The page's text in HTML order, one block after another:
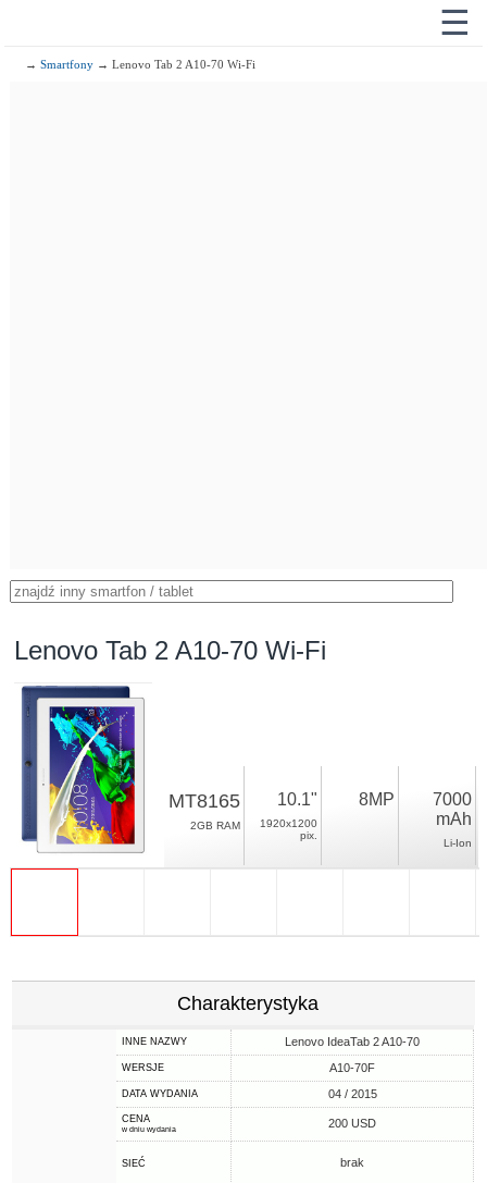
☰
→Smartfony → Lenovo Tab 2 A10-70 Wi-Fi
Lenovo Tab 2 A10-70 Wi-Fi
MT8165
2GB RAM
10.1"
1920x1200
pix.
8MP
7000
mAh
Li-Ion
Charakterystyka
INNE NAZWY Lenovo IdeaTab 2 A10-70
WERSJE A10-70F
DATA WYDANIA 04 / 2015
CENA
w dniu wydania 200 USD
SIEĆ brak